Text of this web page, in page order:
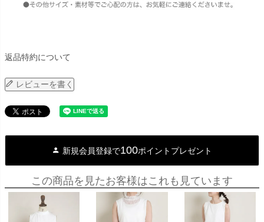
返品特約について
レビューを書く
新規会員登録で100ポイントプレゼント
この商品を見たお客様はこれも見ています